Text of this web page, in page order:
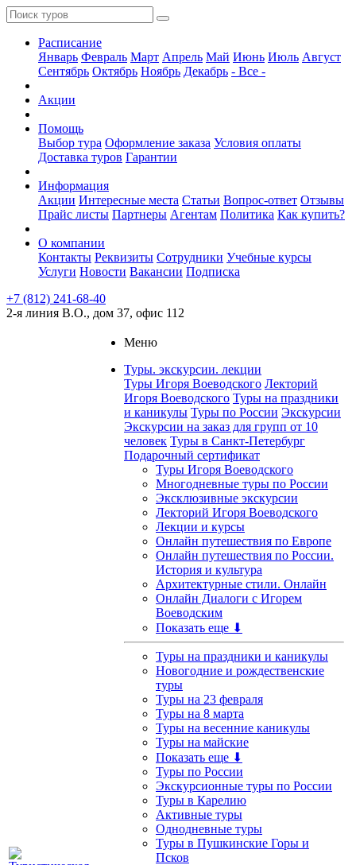
Расписание
Январь Февраль Март Апрель Май Июнь Июль Август
Сентябрь Октябрь Ноябрь Декабрь - Все -
Акции
Помощь
Выбор тура Оформление заказа Условия оплаты
Доставка туров Гарантии
Информация
Акции Интересные места Статьи Вопрос-ответ Отзывы
Прайс листы Партнеры Агентам Политика Как купить?
О компании
Контакты Реквизиты Сотрудники Учебные курсы
Услуги Новости Вакансии Подписка
+7 (812) 241-68-40
2-я линия В.О., дом 37, офис 112
Меню
Туры. экскурсии. лекции
Туры Игоря Воеводского Лекторий
Игоря Воеводского Туры на праздники
и каникулы Туры по России Экскурсии
Экскурсии на заказ для групп от 10
человек Туры в Санкт-Петербург
Подарочный сертификат
Туры Игоря Воеводского
Многодневные туры по России
Эксклюзивные экскурсии
Лекторий Игоря Воеводского
Лекции и курсы
Онлайн путешествия по Европе
Онлайн путешествия по России.
История и культура
Архитектурные стили. Онлайн
Онлайн Диалоги с Игорем
Воеводским
Показать еще ⬇
Туры на праздники и каникулы
Новогодние и рождественские
туры
Туры на 23 февраля
Туры на 8 марта
Туры на весенние каникулы
Туры на майские
Показать еще ⬇
Туры по России
Экскурсионные туры по России
Туры в Карелию
Активные туры
Однодневные туры
Туры в Пушкинские Горы и
Псков